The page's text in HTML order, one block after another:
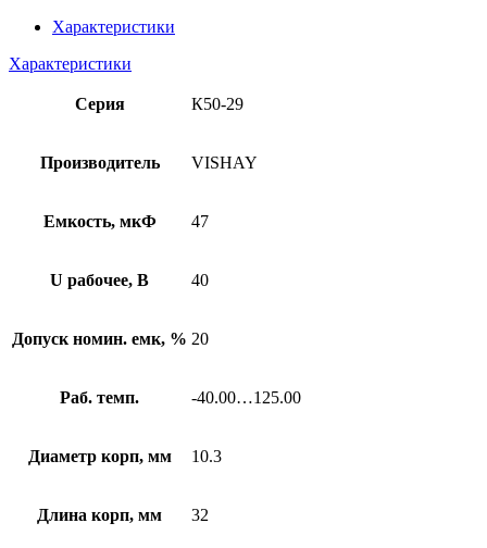
Характеристики
Характеристики
Серия К50-29
Производитель VISHAY
Емкость, мкФ 47
U рабочее, В 40
Допуск номин. емк, % 20
Раб. темп. -40.00…125.00
Диаметр корп, мм 10.3
Длина корп, мм 32